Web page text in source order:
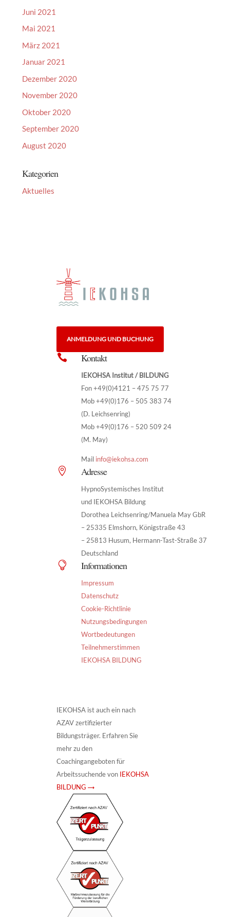
Juni 2021
Mai 2021
März 2021
Januar 2021
Dezember 2020
November 2020
Oktober 2020
September 2020
August 2020
Kategorien
Aktuelles
ANMELDUNG UND BUCHUNG
 Kontakt
IEKOHSA Institut / BILDUNG
Fon +49(0)4121 – 475 75 77
Mob +49(0)176 – 505 383 74
(D. Leichsenring)
Mob +49(0)176 – 520 509 24
(M. May)
Mail info@iekohsa.com
 Adresse
HypnoSystemisches Institut
und IEKOHSA Bildung
Dorothea Leichsenring/Manuela May GbR
– 25335 Elmshorn, Königstraße 43
– 25813 Husum, Hermann-Tast-Straße 37
Deutschland
 Informationen
Impressum
Datenschutz
Cookie-Richtlinie
Nutzungsbedingungen
Wortbedeutungen
Teilnehmerstimmen
IEKOHSA BILDUNG
IEKOHSA ist auch ein nach
AZAV zertifizierter
Bildungsträger. Erfahren Sie
mehr zu den
Coachingangeboten für
Arbeitssuchende von IEKOHSA
BILDUNG →